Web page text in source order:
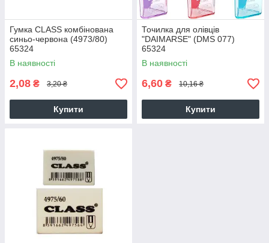
Гумка CLASS комбінована
синьо-червона (4973/80)
65324
В наявності
2,08 ₴ 3,20 ₴
Купити
Точилка для олівців
"DAIMARSE" (DMS 077)
65324
В наявності
6,60 ₴ 10,16 ₴
Купити